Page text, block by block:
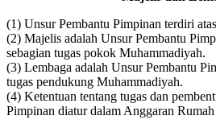
(1) Unsur Pembantu Pimpinan terdiri
(2) Majelis adalah Unsur Pembantu
sebagian tugas pokok Muhammadiyah.
(3) Lembaga adalah Unsur Pembantu
tugas pendukung Muhammadiyah.
(4) Ketentuan tentang tugas dan
Pimpinan diatur dalam Anggaran Rumah